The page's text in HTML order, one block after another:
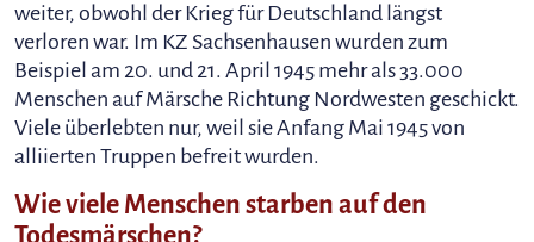
weiter, obwohl der Krieg für Deutschland längst
verloren war. Im KZ Sachsenhausen wurden zum
Beispiel am 20. und 21. April 1945 mehr als 33.000
Menschen auf Märsche Richtung Nordwesten geschickt.
Viele überlebten nur, weil sie Anfang Mai 1945 von
alliierten Truppen befreit wurden.
Wie viele Menschen starben auf den
Todesmärschen?